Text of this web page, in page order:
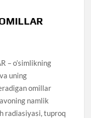
– o’simlikning
uning
omillar
namlik
radiasiyasi, tuproq